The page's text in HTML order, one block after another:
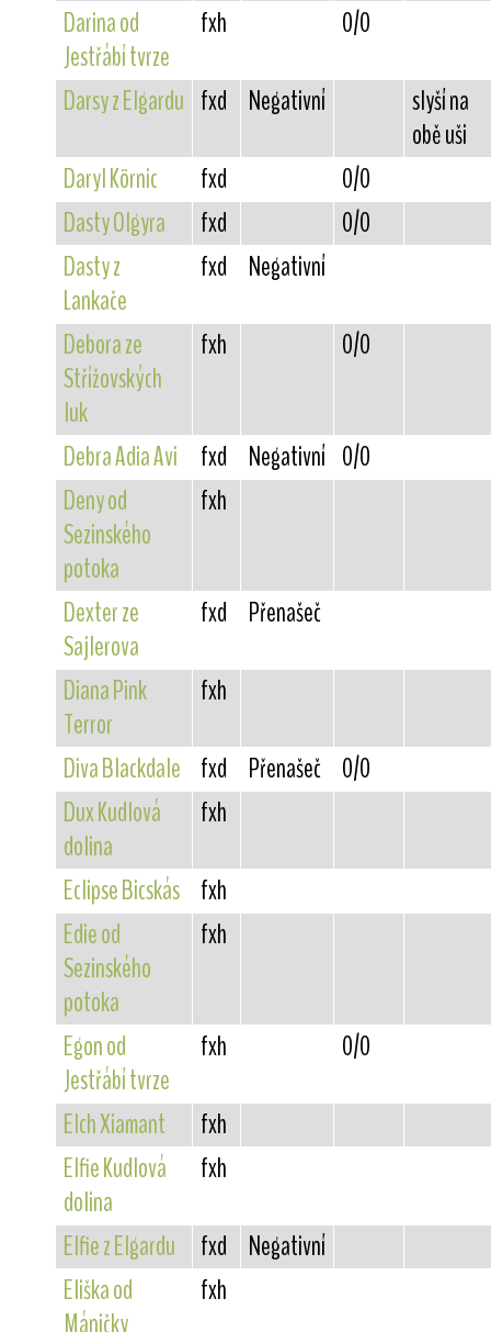
Darina od
Jestřábí tvrze
fxh 0/0
Darsy z Elgardu fxd Negativní
slyší na
obě uši
Daryl Körnic
fxd
0/0
Dasty Olgyra
fxd
0/0
Dasty z
Lankače
fxd Negativní
Debora ze
Střížovských
luk
fxh 0/0
Debra Adia Avi fxd Negativní 0/0
Deny od
Sezinského
potoka
fxh
Dexter ze
Sajlerova
fxd Přenašeč
Diana Pink
Terror
fxh
Diva Blackdale fxd Přenašeč 0/0
Dux Kudlová
dolina
fxh
Eclipse Bicskás fxh
Edie od
Sezinského
potoka
fxh
Egon od
Jestřábí tvrze
fxh 0/0
Elch Xiamant
fxh
Elfie Kudlová
dolina
fxh
Elfie z Elgardu fxd
Negativní
Eliška od
Máničky
fxh